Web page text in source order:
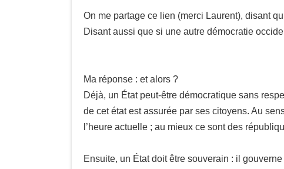
On me partage ce lien (merci Laurent), disant
Disant aussi que si une autre démocratie
Ma réponse : et alors ?
Déjà, un État peut-être démocratique sans
de cet état est assurée par ses citoyens. Au
l’heure actuelle ; au mieux ce sont des
Ensuite, un État doit être souverain : il